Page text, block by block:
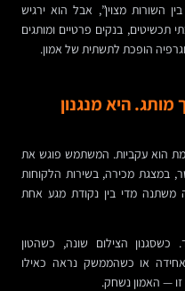
השורות מצוין”, אבל הוא ירגיש
תכשיטים, בנקים פרטיים ומותגים
היא מנגנון
הוא עקביות. המשתמש פוגש את
במצגת מכירה, בשירות הלקוחות
מדי בין נקודת מגע אחת
הצילום שונה, כשהטון
או כשהממשק נראה כאילו
— האמון נשחק.